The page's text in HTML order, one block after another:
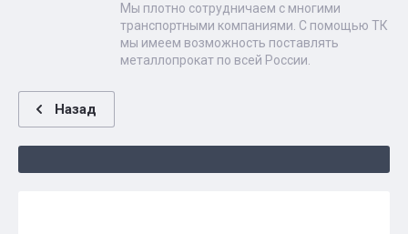
Мы плотно сотрудничаем с многими
транспортными компаниями. С помощью ТК
мы имеем возможность поставлять
металлопрокат по всей России.
Назад